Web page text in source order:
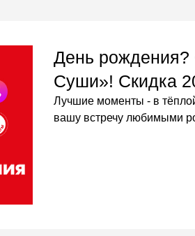
День рождения?
Суши»! Скидка
Лучшие моменты - в
вашу встречу любимыми